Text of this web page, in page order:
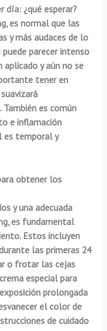
día: ¿qué esperar?
es normal que las
y más audaces de lo
parecer intenso
y aún no se
tener en
es común
e inflamación
es temporal y
obtener los
y una adecuada
es fundamental
Estos incluyen
las primeras 24
o frotar las cejas
especial para
prolongada
el color de
de cuidado